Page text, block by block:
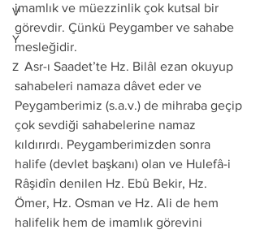
V
Y
Z
imamlık ve müezzinlik çok kutsal bir
görevdir. Çünkü Peygamber ve sahabe
mesleğidir.
   Asr-ı Saadet’te Hz. Bilâl ezan okuyup
sahabeleri namaza dâvet eder ve
Peygamberimiz (s.a.v.) de mihraba geçip
çok sevdiği sahabelerine namaz
kıldırırdı. Peygamberimizden sonra
halife (devlet başkanı) olan ve Hulefâ-i
Râşidîn denilen Hz. Ebû Bekir, Hz.
Ömer, Hz. Osman ve Hz. Ali de hem
halifelik hem de imamlık görevini